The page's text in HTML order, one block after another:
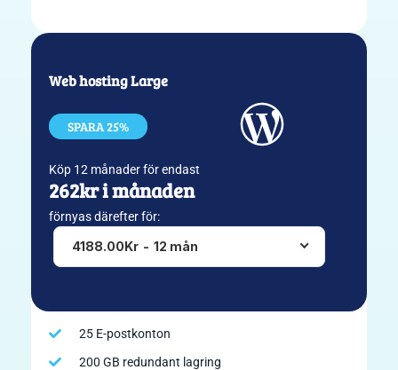
Web hosting Large
SPARA 25%
Köp 12 månader för endast
262kr i månaden
förnyas därefter för:
4188.00Kr - 12 mån
25 E-postkonton
200 GB redundant lagring